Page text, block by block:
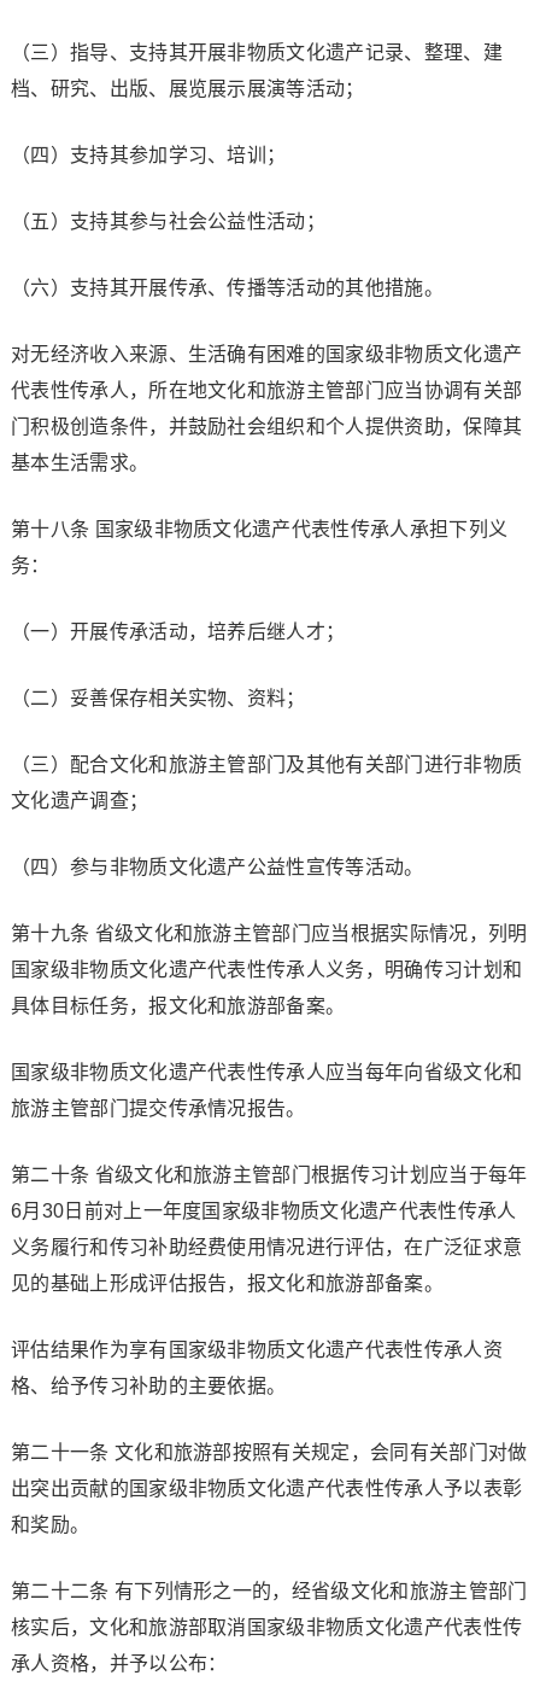
（三）指导、支持其开展非物质文化遗产记录、整理、建
档、研究、出版、展览展示展演等活动；
（四）支持其参加学习、培训；
（五）支持其参与社会公益性活动；
（六）支持其开展传承、传播等活动的其他措施。
对无经济收入来源、生活确有困难的国家级非物质文化遗产
代表性传承人，所在地文化和旅游主管部门应当协调有关部
门积极创造条件，并鼓励社会组织和个人提供资助，保障其
基本生活需求。
第十八条 国家级非物质文化遗产代表性传承人承担下列义
务：
（一）开展传承活动，培养后继人才；
（二）妥善保存相关实物、资料；
（三）配合文化和旅游主管部门及其他有关部门进行非物质
文化遗产调查；
（四）参与非物质文化遗产公益性宣传等活动。
第十九条 省级文化和旅游主管部门应当根据实际情况，列明
国家级非物质文化遗产代表性传承人义务，明确传习计划和
具体目标任务，报文化和旅游部备案。
国家级非物质文化遗产代表性传承人应当每年向省级文化和
旅游主管部门提交传承情况报告。
第二十条 省级文化和旅游主管部门根据传习计划应当于每年
6月30日前对上一年度国家级非物质文化遗产代表性传承人
义务履行和传习补助经费使用情况进行评估，在广泛征求意
见的基础上形成评估报告，报文化和旅游部备案。
评估结果作为享有国家级非物质文化遗产代表性传承人资
格、给予传习补助的主要依据。
第二十一条 文化和旅游部按照有关规定，会同有关部门对做
出突出贡献的国家级非物质文化遗产代表性传承人予以表彰
和奖励。
第二十二条 有下列情形之一的，经省级文化和旅游主管部门
核实后，文化和旅游部取消国家级非物质文化遗产代表性传
承人资格，并予以公布：